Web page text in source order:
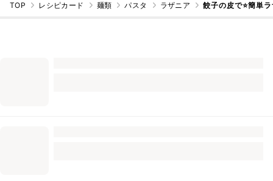
TOP レシピカード 麺類 パスタ ラザニア 餃子の皮で⭐️簡単